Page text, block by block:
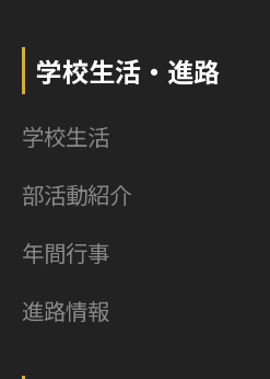
学校生活・進路
学校生活
部活動紹介
年間行事
進路情報